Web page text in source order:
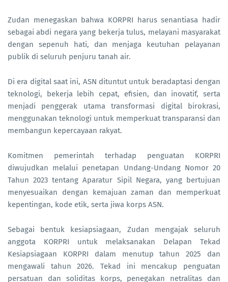
Zudan menegaskan bahwa KORPRI harus senantiasa hadir
sebagai abdi negara yang bekerja tulus, melayani masyarakat
dengan sepenuh hati, dan menjaga keutuhan pelayanan
publik di seluruh penjuru tanah air.
Di era digital saat ini, ASN dituntut untuk beradaptasi dengan
teknologi, bekerja lebih cepat, efisien, dan inovatif, serta
menjadi penggerak utama transformasi digital birokrasi,
menggunakan teknologi untuk memperkuat transparansi dan
membangun kepercayaan rakyat.
Komitmen pemerintah terhadap penguatan KORPRI
diwujudkan melalui penetapan Undang-Undang Nomor 20
Tahun 2023 tentang Aparatur Sipil Negara, yang bertujuan
menyesuaikan dengan kemajuan zaman dan memperkuat
kepentingan, kode etik, serta jiwa korps ASN.
Sebagai bentuk kesiapsiagaan, Zudan mengajak seluruh
anggota KORPRI untuk melaksanakan Delapan Tekad
Kesiapsiagaan KORPRI dalam menutup tahun 2025 dan
mengawali tahun 2026. Tekad ini mencakup penguatan
persatuan dan soliditas korps, penegakan netralitas dan